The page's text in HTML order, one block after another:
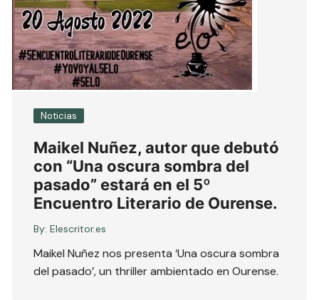
Noticias
Maikel Nuñez, autor que debutó
con “Una oscura sombra del
pasado” estará en el 5º
Encuentro Literario de Ourense.
By: Elescritor.es
Maikel Nuñez nos presenta ‘Una oscura sombra
del pasado’, un thriller ambientado en Ourense.